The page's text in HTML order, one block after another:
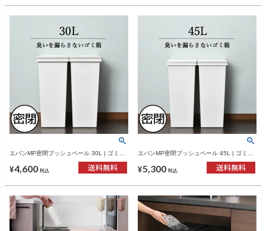
エバンMP密閉プッシュペール 30L | ゴミ
¥4,600 税込
エバンMP密閉プッシュペール 45L | ゴミ
¥5,300 税込